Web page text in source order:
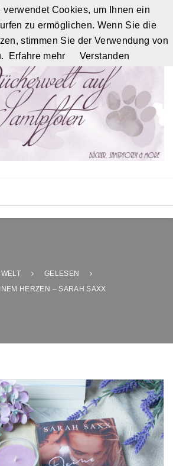
GELESEN
HERZEN – SARAH SAXX
verwendet Cookies, um Ihnen ein
zu ermöglichen. Wenn Sie die
stimmen Sie der Verwendung von
Erfahre mehr Verstanden